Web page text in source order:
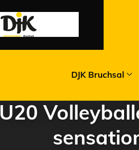
DJK Bruchsal
U20